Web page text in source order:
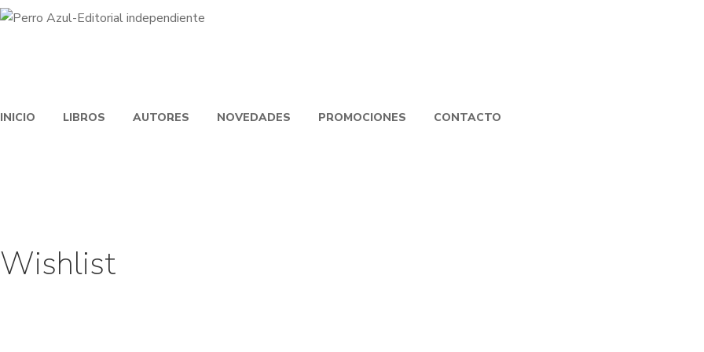
INICIO LIBROS AUTORES NOVEDADES PROMOCIONES CONTACTO
Wishlist